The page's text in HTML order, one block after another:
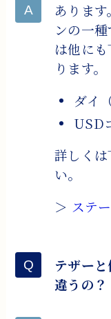
ありま
ンの一
は他に
ります。
ダイ
USD
詳しく
い。
＞ ステ
テザー
違うの？